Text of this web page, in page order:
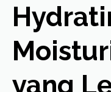
yang